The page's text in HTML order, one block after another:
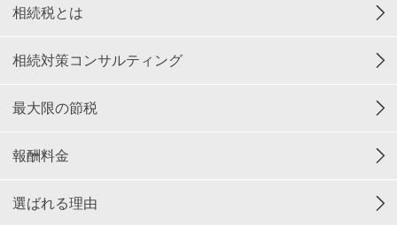
相続税とは
相続対策コンサルティング
最大限の節税
報酬料金
選ばれる理由